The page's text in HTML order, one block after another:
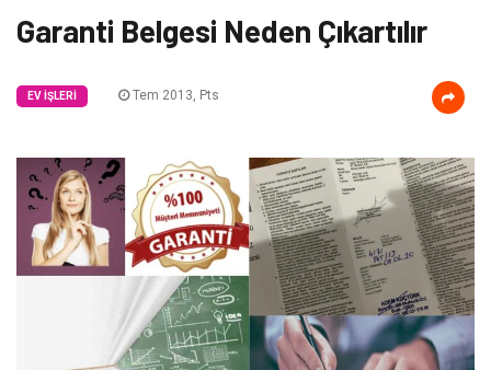
Garanti Belgesi Neden Çıkartılır
EV İŞLERI Tem 2013, Pts